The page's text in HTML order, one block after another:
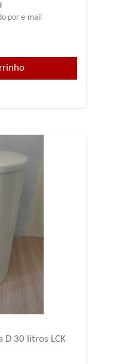
por e-mail
D 30 litros LCK